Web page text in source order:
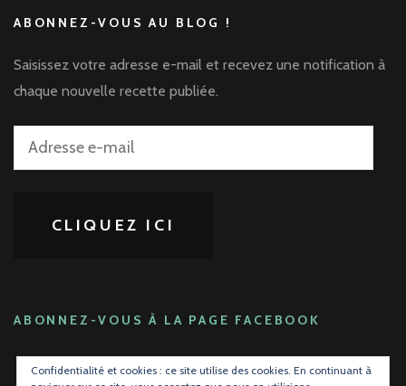
ABONNEZ-VOUS AU BLOG !
Saisissez votre adresse e-mail et recevez une notification à
chaque nouvelle recette publiée.
Adresse
CLIQUEZ ICI
ABONNEZ-VOUS À LA PAGE FACEBOOK
Confidentialité et cookies : ce site utilise des cookies. En continuant à